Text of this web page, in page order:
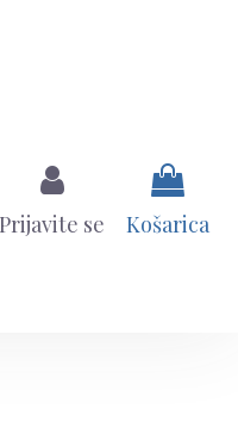
Prijavite se Košarica